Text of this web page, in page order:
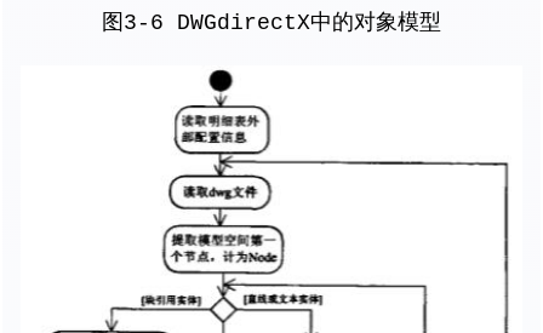
图3-6 DWGdirectX中的对象模型